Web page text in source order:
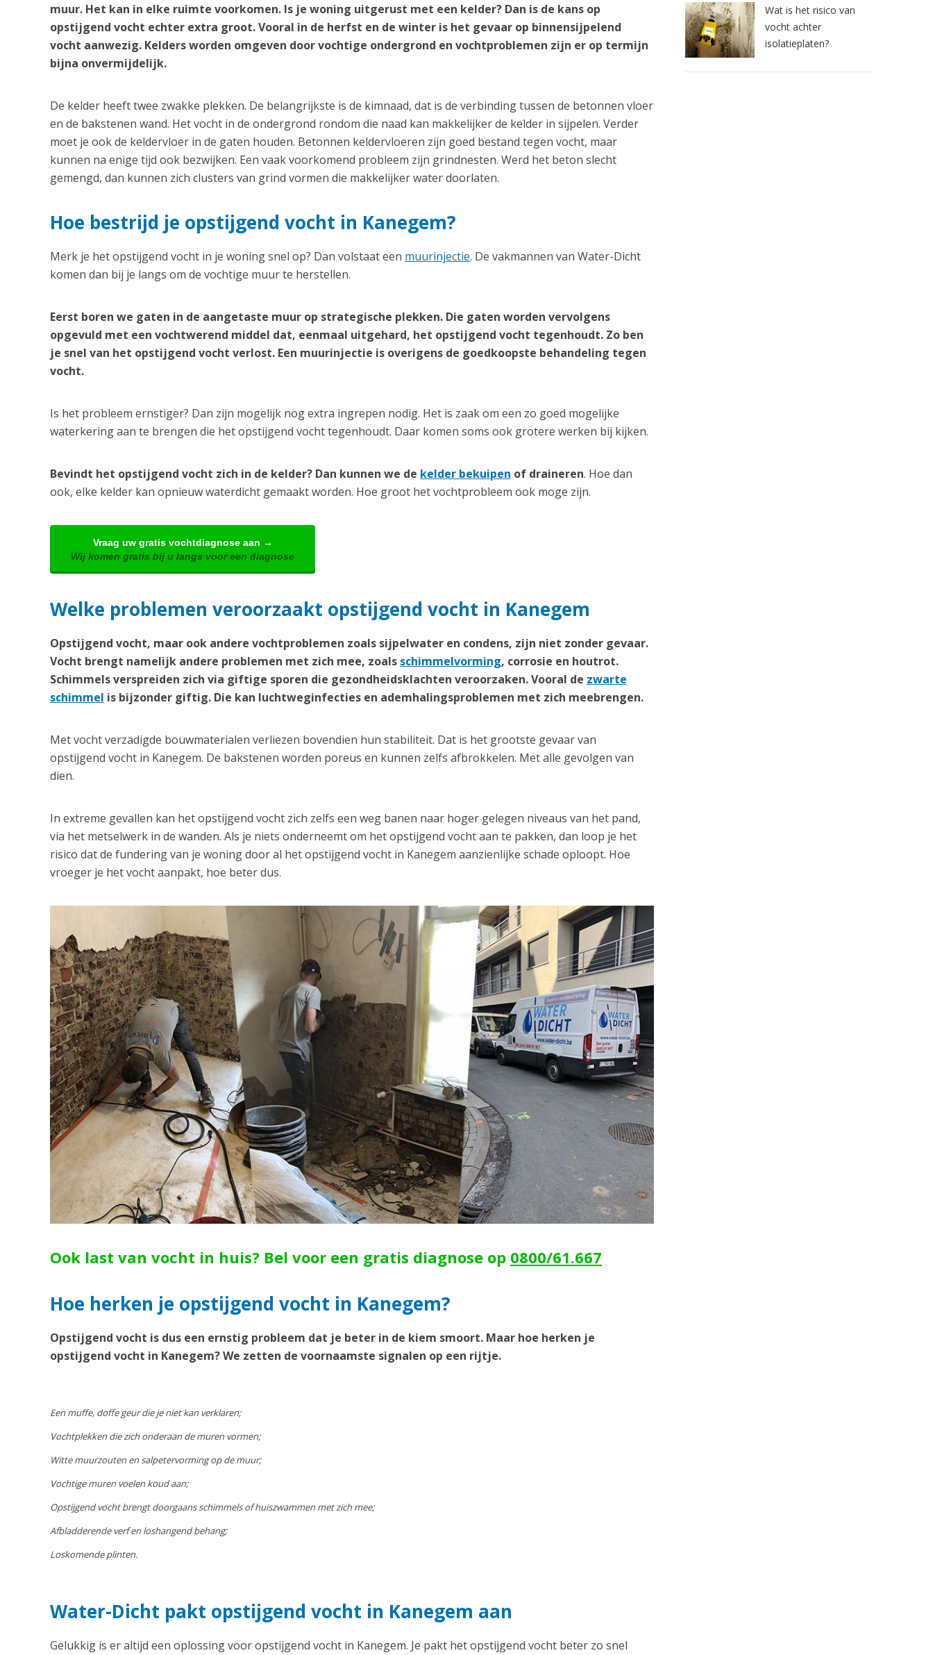
muur. Het kan in elke ruimte voorkomen. Is je woning uitgerust met een kelder? Dan is de kans op
opstijgend vocht echter extra groot. Vooral in de herfst en de winter is het gevaar op binnensijpelend
vocht aanwezig. Kelders worden omgeven door vochtige ondergrond en vochtproblemen zijn er op termijn
bijna onvermijdelijk.
De kelder heeft twee zwakke plekken. De belangrijkste is de kimnaad, dat is de verbinding tussen de betonnen vloer
en de bakstenen wand. Het vocht in de ondergrond rondom die naad kan makkelijker de kelder in sijpelen. Verder
moet je ook de keldervloer in de gaten houden. Betonnen keldervloeren zijn goed bestand tegen vocht, maar
kunnen na enige tijd ook bezwijken. Een vaak voorkomend probleem zijn grindnesten. Werd het beton slecht
gemengd, dan kunnen zich clusters van grind vormen die makkelijker water doorlaten.
Hoe bestrijd je opstijgend vocht in Kanegem?
Merk je het opstijgend vocht in je woning snel op? Dan volstaat een muurinjectie. De vakmannen van Water-Dicht
komen dan bij je langs om de vochtige muur te herstellen.
Eerst boren we gaten in de aangetaste muur op strategische plekken. Die gaten worden vervolgens
opgevuld met een vochtwerend middel dat, eenmaal uitgehard, het opstijgend vocht tegenhoudt. Zo ben
je snel van het opstijgend vocht verlost. Een muurinjectie is overigens de goedkoopste behandeling tegen
vocht.
Is het probleem ernstiger? Dan zijn mogelijk nog extra ingrepen nodig. Het is zaak om een zo goed mogelijke
waterkering aan te brengen die het opstijgend vocht tegenhoudt. Daar komen soms ook grotere werken bij kijken.
Bevindt het opstijgend vocht zich in de kelder? Dan kunnen we de kelder bekuipen of draineren. Hoe dan
ook, elke kelder kan opnieuw waterdicht gemaakt worden. Hoe groot het vochtprobleem ook moge zijn.
Vraag uw gratis vochtdiagnose aan →
Wij komen gratis bij u langs voor een diagnose
Welke problemen veroorzaakt opstijgend vocht in Kanegem
Opstijgend vocht, maar ook andere vochtproblemen zoals sijpelwater en condens, zijn niet zonder gevaar.
Vocht brengt namelijk andere problemen met zich mee, zoals schimmelvorming, corrosie en houtrot.
Schimmels verspreiden zich via giftige sporen die gezondheidsklachten veroorzaken. Vooral de zwarte
schimmel is bijzonder giftig. Die kan luchtweginfecties en ademhalingsproblemen met zich meebrengen.
Met vocht verzadigde bouwmaterialen verliezen bovendien hun stabiliteit. Dat is het grootste gevaar van
opstijgend vocht in Kanegem. De bakstenen worden poreus en kunnen zelfs afbrokkelen. Met alle gevolgen van
dien.
In extreme gevallen kan het opstijgend vocht zich zelfs een weg banen naar hoger gelegen niveaus van het pand,
via het metselwerk in de wanden. Als je niets onderneemt om het opstijgend vocht aan te pakken, dan loop je het
risico dat de fundering van je woning door al het opstijgend vocht in Kanegem aanzienlijke schade oploopt. Hoe
vroeger je het vocht aanpakt, hoe beter dus.
Ook last van vocht in huis? Bel voor een gratis diagnose op 0800/61.667
Hoe herken je opstijgend vocht in Kanegem?
Opstijgend vocht is dus een ernstig probleem dat je beter in de kiem smoort. Maar hoe herken je
opstijgend vocht in Kanegem? We zetten de voornaamste signalen op een rijtje.
Een muffe, doffe geur die je niet kan verklaren;
Vochtplekken die zich onderaan de muren vormen;
Witte muurzouten en salpetervorming op de muur;
Vochtige muren voelen koud aan;
Opstijgend vocht brengt doorgaans schimmels of huiszwammen met zich mee;
Afbladderende verf en loshangend behang;
Loskomende plinten.
Water-Dicht pakt opstijgend vocht in Kanegem aan
Gelukkig is er altijd een oplossing voor opstijgend vocht in Kanegem. Je pakt het opstijgend vocht beter zo snel
Wat is het risico van
vocht achter
isolatieplaten?